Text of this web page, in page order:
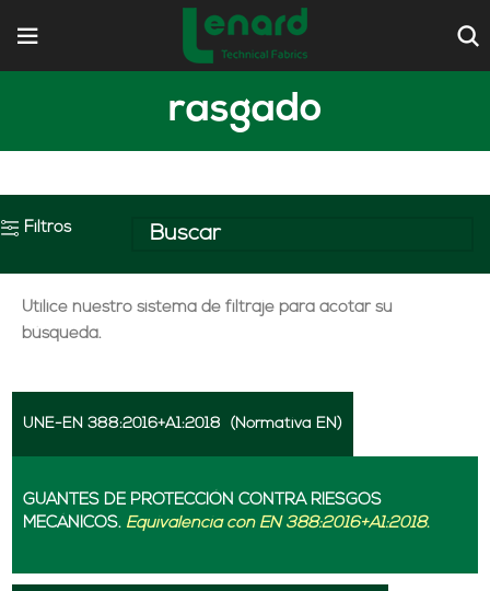
rasgado
Filtros
Utilice nuestro sistema de filtraje para acotar su
búsqueda.
UNE-EN 388:2016+A1:2018 (Normativa EN)
GUANTES DE PROTECCIÓN CONTRA RIESGOS
MECÁNICOS. Equivalencia con EN 388:2016+A1:2018.